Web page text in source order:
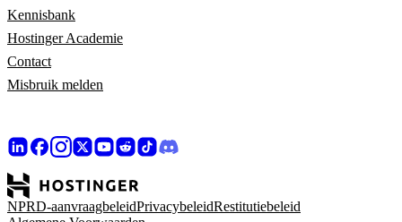
Kennisbank
Hostinger Academie
Contact
Misbruik melden
NPRD-aanvraagbeleidPrivacybeleidRestitutiebeleid